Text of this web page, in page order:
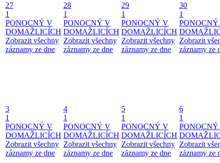
27
1
PONOCNÝ V
DOMAŽLICÍCH
Zobrazit všechny
záznamy ze dne
28
1
PONOCNÝ V
DOMAŽLICÍCH
Zobrazit všechny
záznamy ze dne
29
1
PONOCNÝ V
DOMAŽLICÍCH
Zobrazit všechny
záznamy ze dne
30
1
Zobrazit
záznamy ze
3
1
PONOCNÝ V
DOMAŽLICÍCH
Zobrazit všechny
záznamy ze dne
4
1
PONOCNÝ V
DOMAŽLICÍCH
Zobrazit všechny
záznamy ze dne
5
1
PONOCNÝ V
DOMAŽLICÍCH
Zobrazit všechny
záznamy ze dne
6
1
Zobrazit
záznamy ze